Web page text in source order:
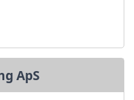
ApS